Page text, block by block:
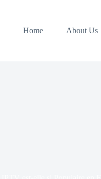
Home
About Us